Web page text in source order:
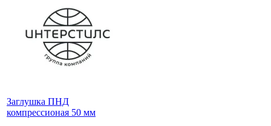
Заглушка ПНД
компрессионая 50 мм